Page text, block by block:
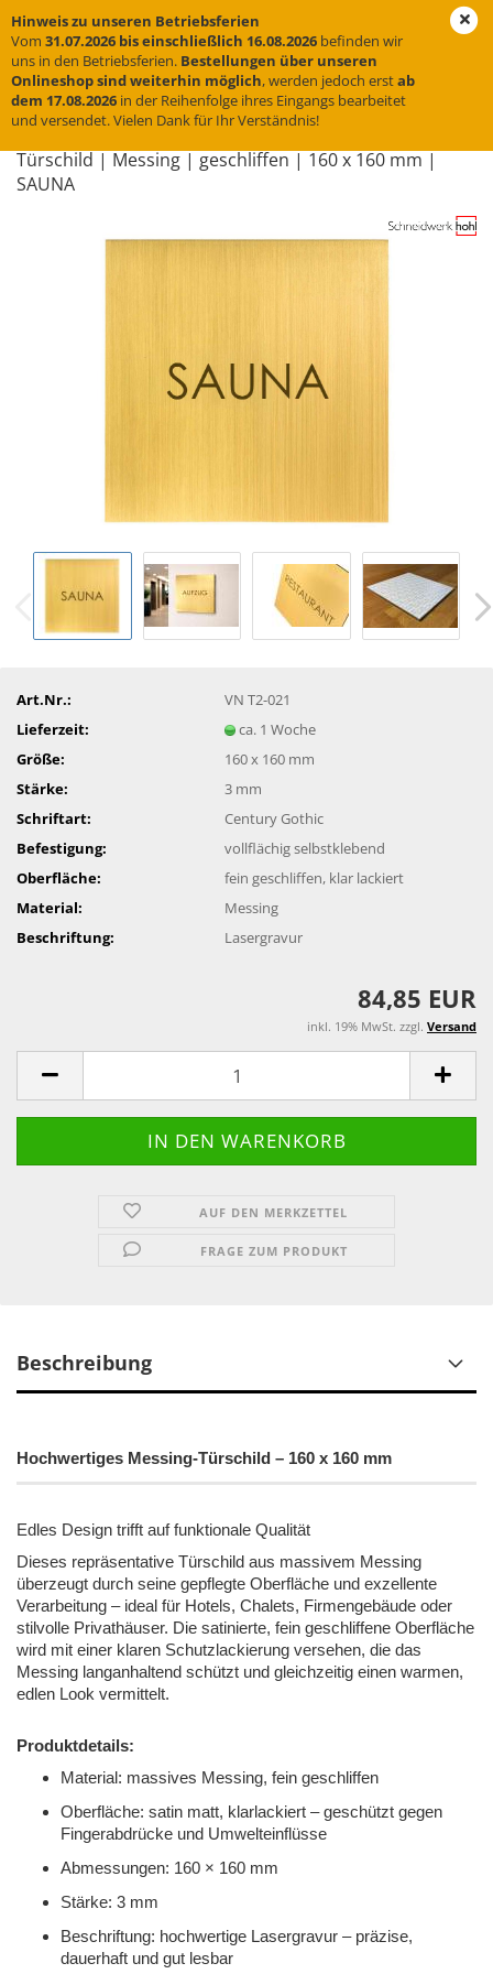
Hinweis zu unseren Betriebsferien
Vom 31.07.2026 bis einschließlich 16.08.2026 befinden wir
uns in den Betriebsferien. Bestellungen über unseren
Onlineshop sind weiterhin möglich, werden jedoch erstab
dem 17.08.2026 in der Reihenfolge ihres Eingangs bearbeitet
und versendet. Vielen Dank für Ihr Verständnis!
« Erster « zurück weiter »
Letzter »
31Artikel in dieser Kategorie
Tür­schild | Mes­sing | ge­schlif­fen | 160 x 160 mm |
SAUNA
Art.Nr.:
VN T2-021
Lieferzeit:
ca. 1 Woche
Größe:
160 x 160 mm
Stärke:
3 mm
Schriftart:
Century Gothic
Befestigung:
vollflächig selbstklebend
Oberfläche:
fein geschliffen, klar lackiert
Material:
Messing
Beschriftung:
Lasergravur
84,85 EUR
inkl. 19% MwSt. zzgl. Versand
AUF DEN MERKZETTEL
FRAGE ZUM PRODUKT
Beschreibung
Hochwertiges Messing-Türschild – 160 x 160 mm
Edles Design trifft auf funktionale Qualität
Dieses repräsentative Türschild aus massivem Messing
überzeugt durch seine gepflegte Oberfläche und exzellente
Verarbeitung – ideal für Hotels, Chalets, Firmengebäude oder
stilvolle Privathäuser. Die satinierte, fein geschliffene Oberfläche
wird mit einer klaren Schutzlackierung versehen, die das
Messing langanhaltend schützt und gleichzeitig einen warmen,
edlen Look vermittelt.
Produktdetails:
Material: massives Messing, fein geschliffen
Oberfläche: satin matt, klarlackiert – geschützt gegen
Fingerabdrücke und Umwelteinflüsse
Abmessungen: 160 × 160 mm
Stärke: 3 mm
Beschriftung: hochwertige Lasergravur – präzise,
dauerhaft und gut lesbar